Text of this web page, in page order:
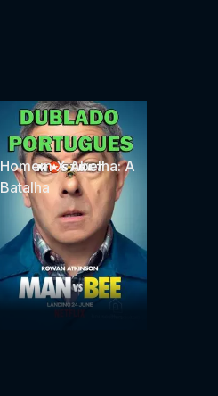
Homem X Abelha: A
Batalha